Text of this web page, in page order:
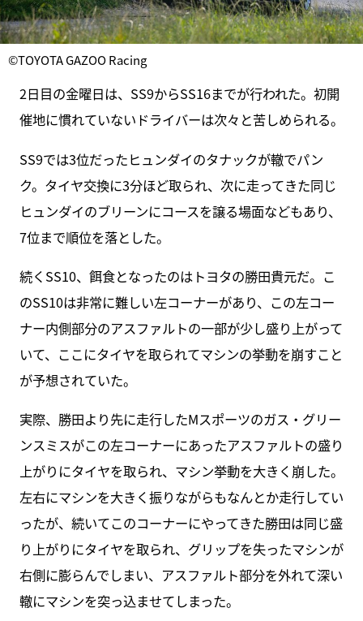
©TOYOTA GAZOO Racing
2日目の金曜日は、SS9からSS16までが行われた。初開
催地に慣れていないドライバーは次々と苦しめられる。
SS9では3位だったヒュンダイのタナックが轍でパン
ク。タイヤ交換に3分ほど取られ、次に走ってきた同じ
ヒュンダイのブリーンにコースを譲る場面などもあり、
7位まで順位を落とした。
続くSS10、餌食となったのはトヨタの勝田貴元だ。こ
のSS10は非常に難しい左コーナーがあり、この左コー
ナー内側部分のアスファルトの一部が少し盛り上がって
いて、ここにタイヤを取られてマシンの挙動を崩すこと
が予想されていた。
実際、勝田より先に走行したMスポーツのガス・グリー
ンスミスがこの左コーナーにあったアスファルトの盛り
上がりにタイヤを取られ、マシン挙動を大きく崩した。
左右にマシンを大きく振りながらもなんとか走行してい
ったが、続いてこのコーナーにやってきた勝田は同じ盛
り上がりにタイヤを取られ、グリップを失ったマシンが
右側に膨らんでしまい、アスファルト部分を外れて深い
轍にマシンを突っ込ませてしまった。